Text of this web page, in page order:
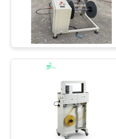
報
ノート
マシン